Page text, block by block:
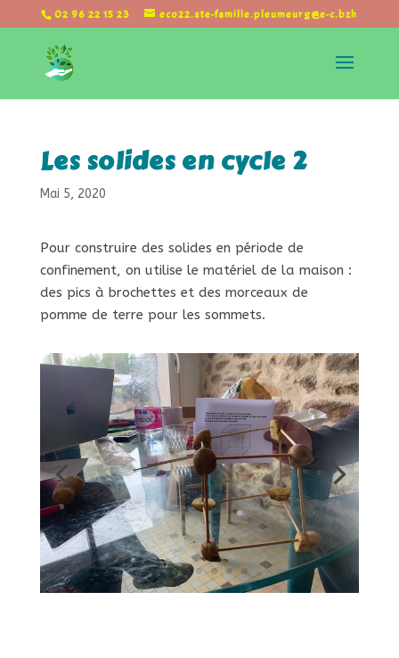
02 96 22 15 23 eco22.ste-famille.pleumeurg@e-c.bzh
Les solides en cycle 2
Mai 5, 2020
Pour construire des solides en période de
confinement, on utilise le matériel de la maison :
des pics à brochettes et des morceaux de
pomme de terre pour les sommets.